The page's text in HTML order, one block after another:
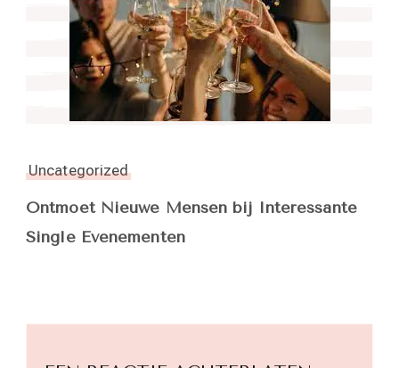
Uncategorized
Ontmoet Nieuwe Mensen bij Interessante
Single Evenementen